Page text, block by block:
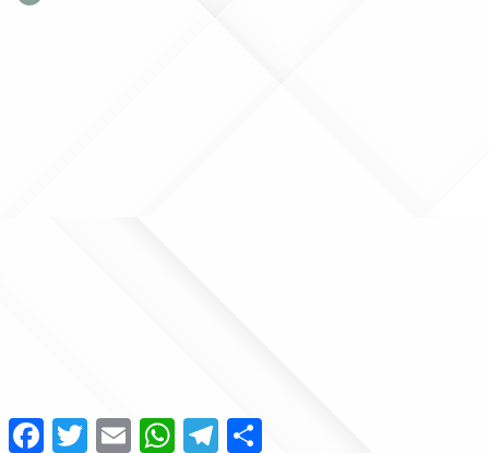
FacebookTwitterEmail WhatsApp
Telegram